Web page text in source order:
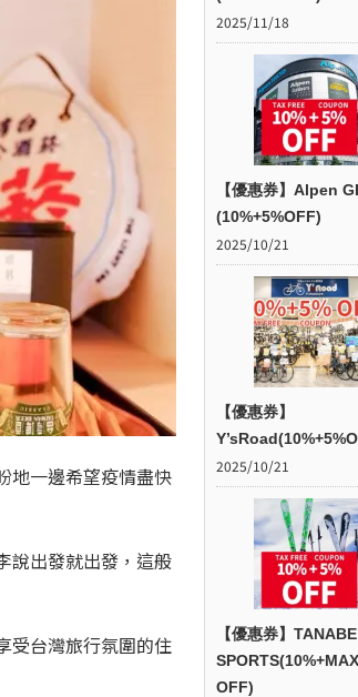
地一邊希望疫情盡快
說出發就出發，這般
受台灣旅行氛圍的住
2025/11/18
【優惠券】Alpen
(10%+5%OFF)
2025/10/21
【優惠券】
2025/10/21
【優惠券】TANABE
OFF)